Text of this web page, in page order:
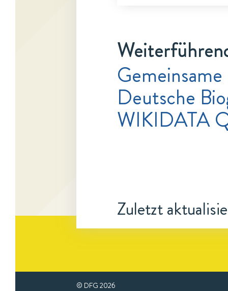
Deutsche
WIKIDATA
Zuletzt
© DFG 2026